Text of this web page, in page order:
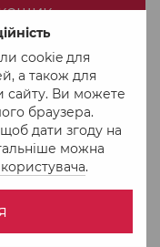
cookie для
а також для
сайту. Ви можете
браузера.
дати згоду на
можна
.
Порівняти